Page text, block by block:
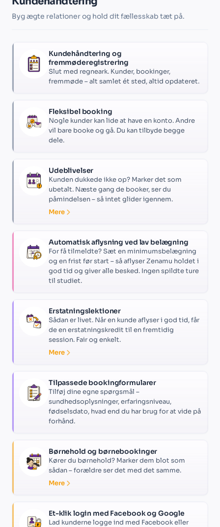
Byg ægte relationer og hold dit fællesskab tæt på.
Kundehåndtering og
fremmøderegistrering
Slut med regneark. Kunder, bookinger,
fremmøde – alt samlet ét sted, altid opdateret.
Fleksibel booking
Nogle kunder kan lide at have en konto. Andre
vil bare booke og gå. Du kan tilbyde begge
dele.
Udeblivelser
Kunden dukkede ikke op? Marker det som
ubetalt. Næste gang de booker, ser du
påmindelsen – så intet glider igennem.
Mere
Automatisk aflysning ved lav belægning
For få tilmeldte? Sæt en minimumsbelægning
og en frist før start – så aflyser Zenamu holdet i
god tid og giver alle besked. Ingen spildte ture
til studiet.
Erstatningslektioner
Sådan er livet. Når en kunde aflyser i god tid, får
de en erstatningskredit til en fremtidig
session. Fair og enkelt.
Mere
Tilpassede bookingformularer
Tilføj dine egne spørgsmål –
sundhedsoplysninger, erfaringsniveau,
fødselsdato, hvad end du har brug for at vide på
forhånd.
Børnehold og børnebookinger
Kører du børnehold? Marker dem blot som
sådan – forældre ser det med det samme.
Mere
Et-klik login med Facebook og Google
Lad kunderne logge ind med Facebook eller